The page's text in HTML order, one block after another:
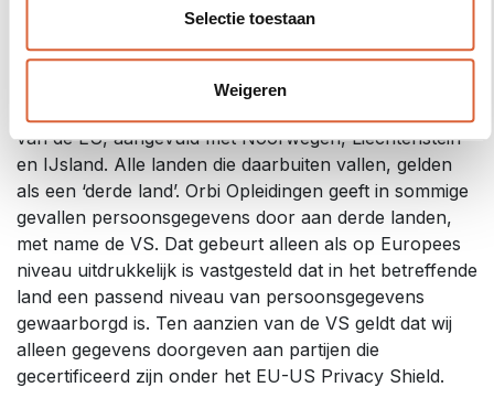
Selectie toestaan
Weigeren
In dit kader wordt gesproken van de Europese
van de EU, aangevuld met Noorwegen, Liechtenstein
en IJsland. Alle landen die daarbuiten vallen, gelden
als een ‘derde land’. Orbi Opleidingen geeft in sommige
gevallen persoonsgegevens door aan derde landen,
met name de VS. Dat gebeurt alleen als op Europees
niveau uitdrukkelijk is vastgesteld dat in het betreffende
land een passend niveau van persoonsgegevens
gewaarborgd is. Ten aanzien van de VS geldt dat wij
alleen gegevens doorgeven aan partijen die
gecertificeerd zijn onder het EU-US Privacy Shield.